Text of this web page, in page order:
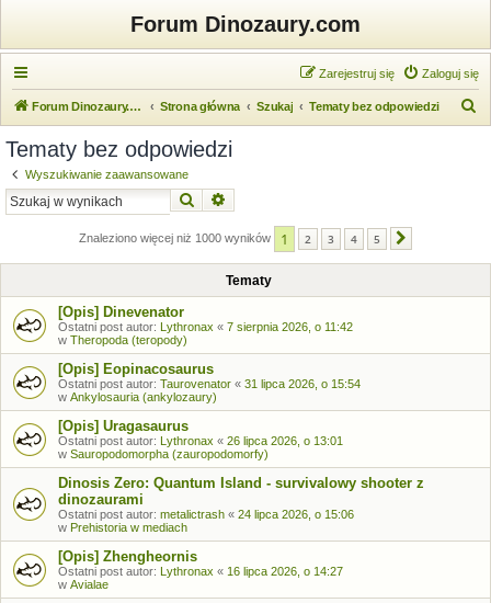
Forum Dinozaury.com
Zaloguj się
Zarejestruj się
Forum Dinozaury.com Strona główna Szukaj Tematy bez odpowiedzi
Tematy bez odpowiedzi
Wyszukiwanie zaawansowane
Szukaj
Znaleziono więcej niż 1000 wyników 1 2 3 4 5
Tematy
[Opis] Dinevenator
Ostatni post autor: Lythronax « 7 sierpnia 2026, o 11:42
w Theropoda (teropody)
[Opis] Eopinacosaurus
Ostatni post autor: Taurovenator « 31 lipca 2026, o 15:54
w Ankylosauria (ankylozaury)
[Opis] Uragasaurus
Ostatni post autor: Lythronax « 26 lipca 2026, o 13:01
w Sauropodomorpha (zauropodomorfy)
Dinosis Zero: Quantum Island - survivalowy shooter z
dinozaurami
Ostatni post autor: metalictrash « 24 lipca 2026, o 15:06
w Prehistoria w mediach
[Opis] Zhengheornis
Ostatni post autor: Lythronax « 16 lipca 2026, o 14:27
w Avialae